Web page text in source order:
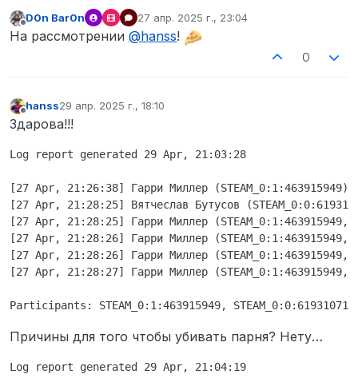
D0n Bar0n 27 апр. 2025 г., 23:04
отредактировано
На рассмотрении @hanss!
0
Не в сети
hanss29 апр. 2025 г., 18:10
отредактировано
Здарова!!!
Log report generated 29 Apr, 21:03:28
[27 Apr, 21:26:38] Гарри Миллер (STEAM_0:1:463915949)
[27 Apr, 21:28:25] Вятчеслав Бутусов
[27 Apr, 21:28:25] Гарри Миллер
[27 Apr, 21:28:26] Гарри Миллер
[27 Apr, 21:28:26] Гарри Миллер
[27 Apr, 21:28:27] Гарри Миллер
Причины для того чтобы убивать парня? Нету…
Log report generated 29 Apr, 21:04:19